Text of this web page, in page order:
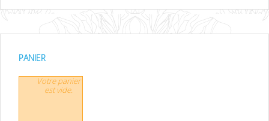
PANIER
Votre panier
est vide.